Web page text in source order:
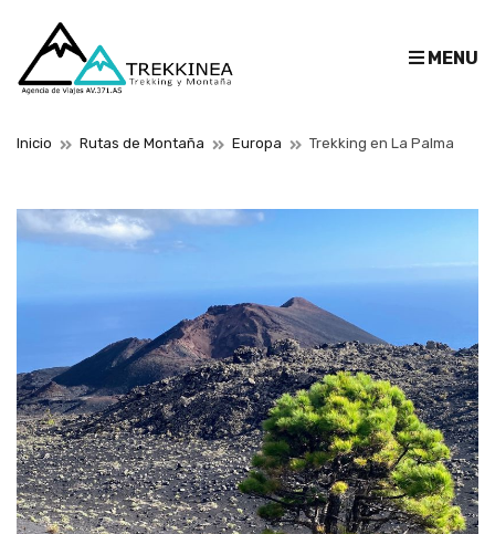
MENU
a
s
r
f
o
r
m
Inicio Rutas de Montaña Europa Trekking en La Palma